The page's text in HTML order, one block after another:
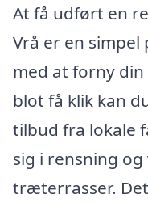
At få udført en
Vrå er en
med at forny
blot få klik kan
tilbud fra lokale
sig i rensning
træterrasser.